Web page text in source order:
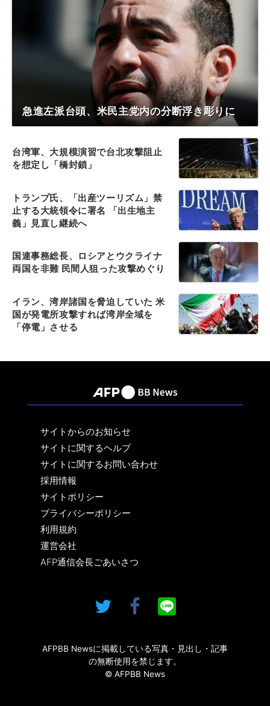
急進左派台頭、米民主党内の分断浮き彫りに
台湾軍、大規模演習で台北攻撃阻止
を想定し「橋封鎖」
トランプ氏、「出産ツーリズム」禁
止する大統領令に署名 「出生地主
義」見直し継続へ
国連事務総長、ロシアとウクライナ
両国を非難 民間人狙った攻撃めぐり
イラン、湾岸諸国を脅迫していた 米
国が発電所攻撃すれば湾岸全域を
「停電」させる
サイトからのお知らせ
サイトに関するヘルプ
サイトに関するお問い合わせ
採用情報
サイトポリシー
プライバシーポリシー
利用規約
運営会社
AFP通信会長ごあいさつ
AFPBB Newsに掲載している写真・見出し・記事
の無断使用を禁じます。
© AFPBB News